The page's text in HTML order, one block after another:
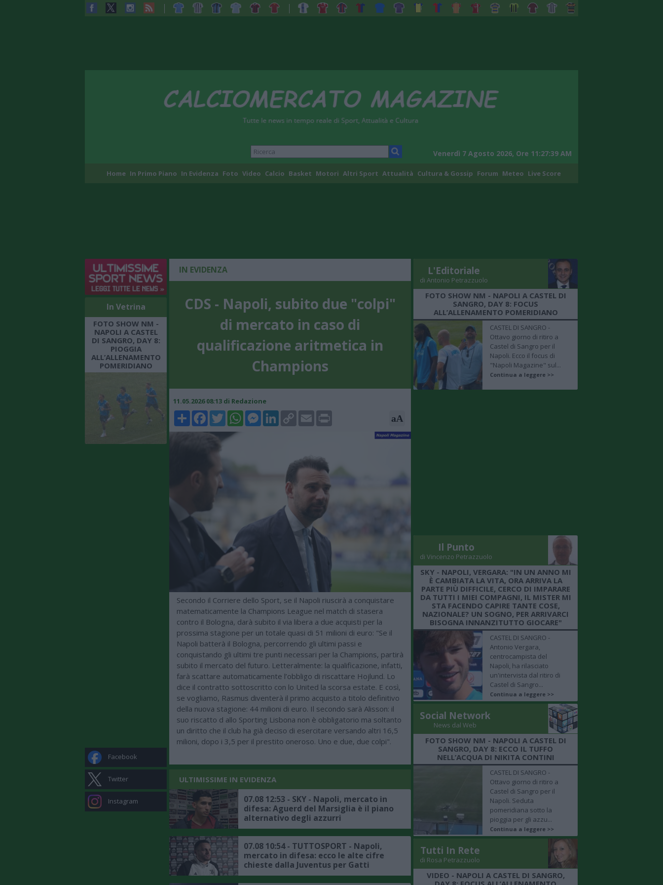
Venerdì 7 Agosto 2026, Ore 11:27:40 AM
Home In Primo Piano In Evidenza Foto Video Calcio Basket Motori Altri Sport Attualità Cultura & Gossip Forum Meteo Live Score
In Vetrina
FOTO SHOW NM -
NAPOLI A CASTEL
DI SANGRO, DAY 8:
PIOGGIA
ALL’ALLENAMENTO
POMERIDIANO
Facebook
Twitter
Instagram
IN EVIDENZA
CDS - Napoli, subito due "colpi"
di mercato in caso di
qualificazione aritmetica in
Champions
11.05.2026 08:13 di Redazione
ShareFacebookTwitterWhatsAppMessenger
LinkedIn
Copy
Link
Email Print aA
Secondo il Corriere dello Sport, se il Napoli riuscirà a conquistare
matematicamente la Champions League nel match di stasera
contro il Bologna, darà subito il via libera a due acquisti per la
prossima stagione per un totale quasi di 51 milioni di euro: "Se il
Napoli batterà il Bologna, percorrendo gli ultimi passi e
conquistando gli ultimi tre punti necessari per la Champions, partirà
subito il mercato del futuro. Letteralmente: la qualificazione, infatti,
farà scattare automaticamente l’obbligo di riscattare Hojlund. Lo
dice il contratto sottoscritto con lo United la scorsa estate. E così,
se vogliamo, Rasmus diventerà il primo acquisto a titolo definitivo
della nuova stagione: 44 milioni di euro. Il secondo sarà Alisson: il
suo riscatto d allo Sporting Lisbona non è obbligatorio ma soltanto
un diritto che il club ha già deciso di esercitare versando altri 16,5
milioni, dopo i 3,5 per il prestito oneroso. Uno e due, due colpi".
ULTIMISSIME IN EVIDENZA
07.08 12:53 - SKY - Napoli, mercato in
difesa: Aguerd del Marsiglia è il piano
alternativo degli azzurri
07.08 10:54 - TUTTOSPORT - Napoli,
mercato in difesa: ecco le alte cifre
chieste dalla Juventus per Gatti
L'Editoriale
di Antonio Petrazzuolo
FOTO SHOW NM - NAPOLI A CASTEL DI
SANGRO, DAY 8: FOCUS
ALL’ALLENAMENTO POMERIDIANO
CASTEL DI SANGRO -
Ottavo giorno di ritiro a
Castel di Sangro per il
Napoli. Ecco il focus di
"Napoli Magazine" sul...
Continua a leggere >>
Il Punto
di Vincenzo Petrazzuolo
SKY - NAPOLI, VERGARA: "IN UN ANNO MI
È CAMBIATA LA VITA, ORA ARRIVA LA
PARTE PIÙ DIFFICILE, CERCO DI IMPARARE
DA TUTTI I MIEI COMPAGNI, IL MISTER MI
STA FACENDO CAPIRE TANTE COSE,
NAZIONALE? UN SOGNO, PER ARRIVARCI
BISOGNA INNANZITUTTO GIOCARE"
CASTEL DI SANGRO -
Antonio Vergara,
centrocampista del
Napoli, ha rilasciato
un'intervista dal ritiro di
Castel di Sangro...
Continua a leggere >>
Social Network
News dal Web
FOTO SHOW NM - NAPOLI A CASTEL DI
SANGRO, DAY 8: ECCO IL TUFFO
NELL’ACQUA DI NIKITA CONTINI
CASTEL DI SANGRO -
Ottavo giorno di ritiro a
Castel di Sangro per il
Napoli. Seduta
pomeridiana sotto la
pioggia per gli azzu...
Continua a leggere >>
Tutti In Rete
di Rosa Petrazzuolo
VIDEO - NAPOLI A CASTEL DI SANGRO,